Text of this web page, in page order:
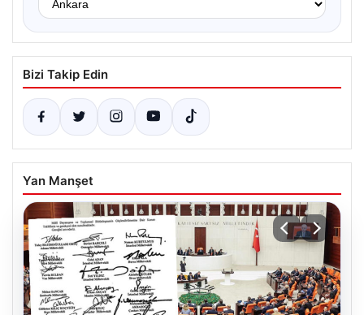
Bizi Takip Edin
Yan Manşet